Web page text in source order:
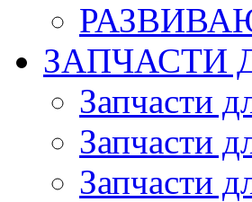
ЗАПЧАСТИ
Запчасти
Запчасти
Запчасти